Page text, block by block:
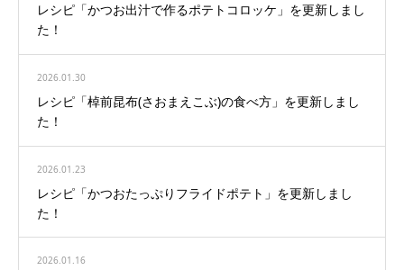
レシピ「かつお出汁で作るポテトコロッケ」を更新しまし
た！
2026.01.30
レシピ「棹前昆布(さおまえこぶ)の食べ方」を更新しまし
た！
2026.01.23
レシピ「かつおたっぷりフライドポテト」を更新しまし
た！
2026.01.16